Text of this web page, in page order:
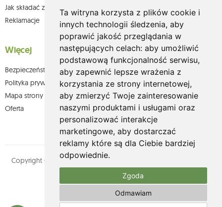
Ta witryna korzysta z plików cookie i
innych technologii śledzenia, aby
poprawić jakość przeglądania w
następujących celach: aby umożliwić
podstawową funkcjonalność serwisu,
aby zapewnić lepsze wrażenia z
korzystania ze strony internetowej,
aby zmierzyć Twoje zainteresowanie
naszymi produktami i usługami oraz
personalizować interakcje
marketingowe, aby dostarczać
reklamy które są dla Ciebie bardziej
odpowiednie.
Zgoda
Odmawiam
Jak składać zamówienia w sklepie olium.pl?
Reklamacje
Więcej
Bezpieczeństwo płatności
Polityka prywatności
Mapa strony
Oferta
Copyright © olium.pl. Wszystkie prawa zastrzeżone. Designed by
MOUTON interactive
Zobacz nasz profil na: